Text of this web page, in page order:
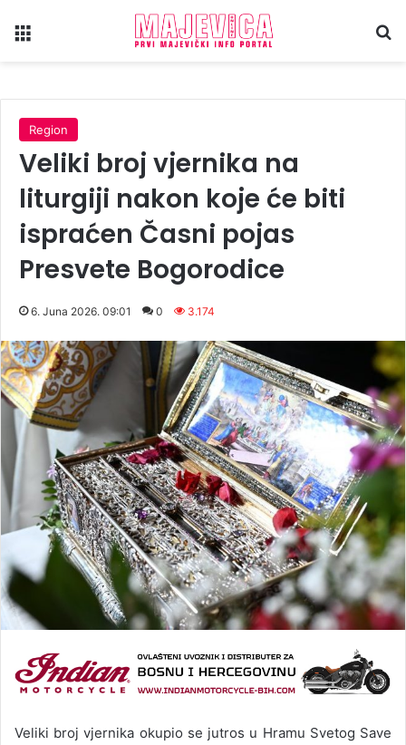
Region
Veliki broj vjernika na
liturgiji nakon koje će biti
ispraćen Časni pojas
Presvete Bogorodice
6. Juna 2026. 09:01 0 3.174
Veliki broj vjernika okupio se jutros u Hramu Svetog Save